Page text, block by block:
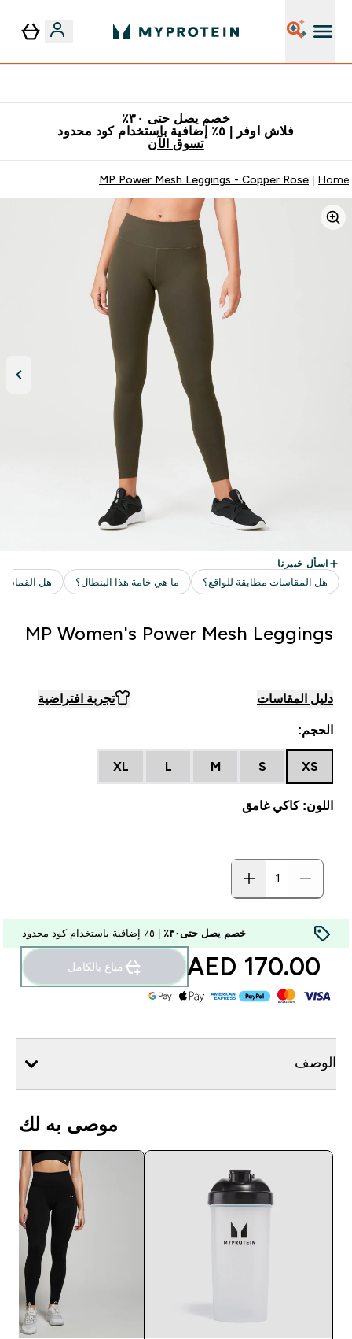
خصم يصل حتى ٣٠٪
فلاش اوفر | ٥٪ إضافية باستخدام كود محدود
تسوق الآن
Home
MP Power Mesh Leggings - Copper Rose
MP Women's Power Mesh Leggings
دليل المقاسات تجربة افتراضية
الحجم:
XS
S
M
L
XL
اللون: كاكي غامق
خصم يصل حتى٣٠٪
170.00 AED‎ مباع بالكامل
الوصف
موصى به لك